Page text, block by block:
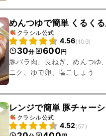
めんつゆで簡単 くるく
クラシル公式
4.56(109)
30分 600円
豚バラ肉、長ねぎ、めんつゆ
ニク、ゆで卵、塩こしょう
レンジで簡単 豚チャー
クラシル公式
4.52(57 )